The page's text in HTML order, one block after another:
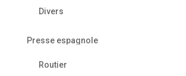
Divers
Presse espagnole
Routier